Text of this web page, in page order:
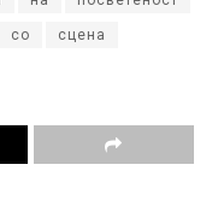
со сцена